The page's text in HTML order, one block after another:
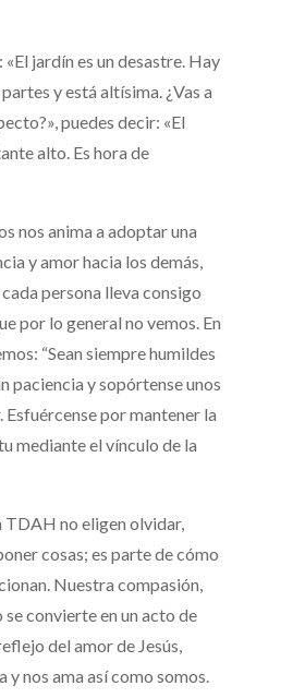
«El jardín es un desastre. Hay
y está altísima. ¿Vas a
puedes decir: «El
alto. Es hora de
nos anima a adoptar una
y amor hacia los demás,
persona lleva consigo
por lo general no vemos. En
“Sean siempre humildes
paciencia y sopórtense unos
Esfuércense por mantener la
mediante el vínculo de la
TDAH no eligen olvidar,
cosas; es parte de cómo
Nuestra compasión,
se convierte en un acto de
del amor de Jesús,
y nos ama así como somos.